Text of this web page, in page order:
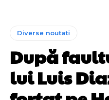
Diverse noutati
După
lui Luis